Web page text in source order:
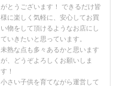
がとうございます！ できるだけ皆
様に楽しく気軽に、安心してお買
い物をして頂けるようなお店にし
ていきたいと思っています。
未熟な点も多々あるかと思います
が、どうぞよろしくお願いしま
す！
小さい子供を育てながら運営して